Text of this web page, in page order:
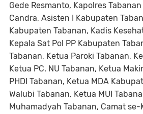
Gede Resmanto, Kapolres
Candra, Asisten I Kabupaten
Kabupaten Tabanan, Kadis
Kepala Sat Pol PP Kabupaten
Tabanan, Ketua Paroki Tabanan,
Ketua PC. NU Tabanan, Ketua
PHDI Tabanan, Ketua MDA
Walubi Tabanan, Ketua MUI
Muhamadyah Tabanan, Camat se-